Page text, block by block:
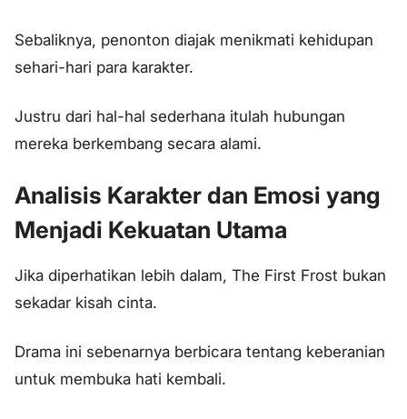
Sebaliknya, penonton diajak menikmati kehidupan
sehari-hari para karakter.
Justru dari hal-hal sederhana itulah hubungan
mereka berkembang secara alami.
Analisis Karakter dan Emosi yang
Menjadi Kekuatan Utama
Jika diperhatikan lebih dalam, The First Frost bukan
sekadar kisah cinta.
Drama ini sebenarnya berbicara tentang keberanian
untuk membuka hati kembali.